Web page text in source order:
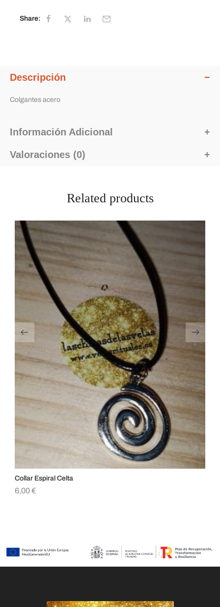
Share:
Descripción
Colgantes acero
Información Adicional
Valoraciones (0)
Related products
Collar Espiral Celta
6,00€